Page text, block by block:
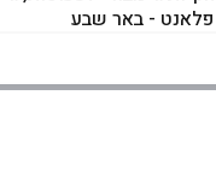
פלאנט - באר שבע